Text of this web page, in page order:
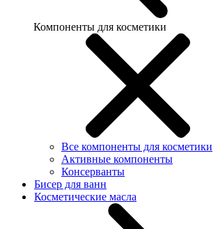
Компоненты для косметики
Все компоненты для косметики
Активные компоненты
Консерванты
Бисер для ванн
Косметические масла